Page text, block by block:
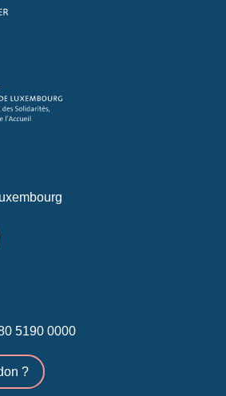
5190 0000
?